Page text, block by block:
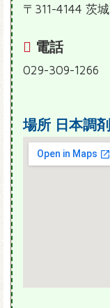
〒311-4144 茨
電話
029-309-1266
場所 日本調剤